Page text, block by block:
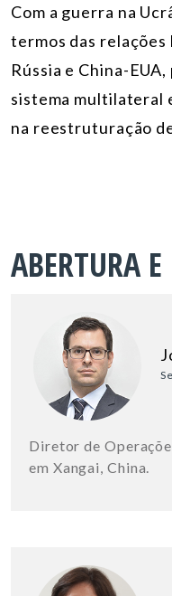
Com a guerra na
termos das
Rússia e China-
sistema multilateral
na reestruturação
ABERTURA
Diretor de
em Xangai, China.